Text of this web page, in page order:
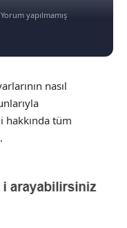
Yorum yapılmamış
nasıl
hakkında tüm